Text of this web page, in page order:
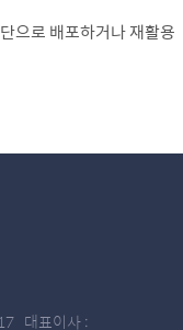
으로 배포하거나 재활용
대표이사 :